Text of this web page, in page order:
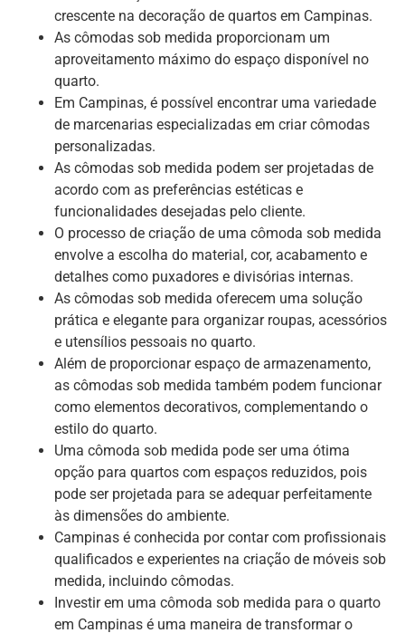
crescente na decoração de quartos em Campinas.
As cômodas sob medida proporcionam um
aproveitamento máximo do espaço disponível no
quarto.
Em Campinas, é possível encontrar uma variedade
de marcenarias especializadas em criar cômodas
personalizadas.
As cômodas sob medida podem ser projetadas de
acordo com as preferências estéticas e
funcionalidades desejadas pelo cliente.
O processo de criação de uma cômoda sob medida
envolve a escolha do material, cor, acabamento e
detalhes como puxadores e divisórias internas.
As cômodas sob medida oferecem uma solução
prática e elegante para organizar roupas, acessórios
e utensílios pessoais no quarto.
Além de proporcionar espaço de armazenamento,
as cômodas sob medida também podem funcionar
como elementos decorativos, complementando o
estilo do quarto.
Uma cômoda sob medida pode ser uma ótima
opção para quartos com espaços reduzidos, pois
pode ser projetada para se adequar perfeitamente
às dimensões do ambiente.
Campinas é conhecida por contar com profissionais
qualificados e experientes na criação de móveis sob
medida, incluindo cômodas.
Investir em uma cômoda sob medida para o quarto
em Campinas é uma maneira de transformar o